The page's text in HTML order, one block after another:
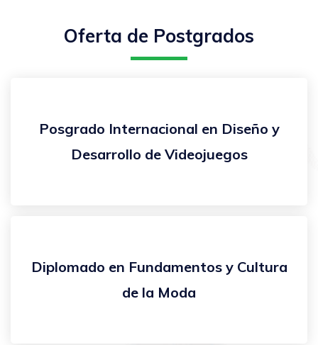
Oferta de Postgrados
Posgrado Internacional en Diseño y
Desarrollo de Videojuegos
Diplomado en Fundamentos y Cultura
de la Moda